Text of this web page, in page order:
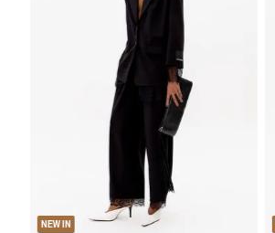
NEW IN